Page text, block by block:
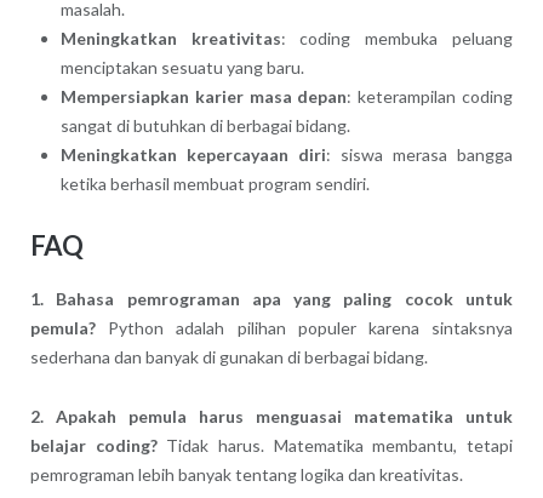
masalah.
Meningkatkan kreativitas: coding membuka peluang
menciptakan sesuatu yang baru.
Mempersiapkan karier masa depan: keterampilan coding
sangat di butuhkan di berbagai bidang.
Meningkatkan kepercayaan diri: siswa merasa bangga
ketika berhasil membuat program sendiri.
FAQ
1. Bahasa pemrograman apa yang paling cocok untuk
pemula?Python adalah pilihan populer karena sintaksnya
sederhana dan banyak di gunakan di berbagai bidang.
2. Apakah pemula harus menguasai matematika untuk
belajar coding?Tidak harus. Matematika membantu, tetapi
pemrograman lebih banyak tentang logika dan kreativitas.